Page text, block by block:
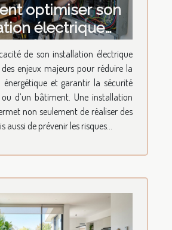
optimiser son
électrique
efficacité
?
de son installation électrique
des enjeux majeurs pour réduire la
énergétique et garantir la sécurité
d’un bâtiment. Une installation
non seulement de réaliser des
aussi de prévenir les risques...